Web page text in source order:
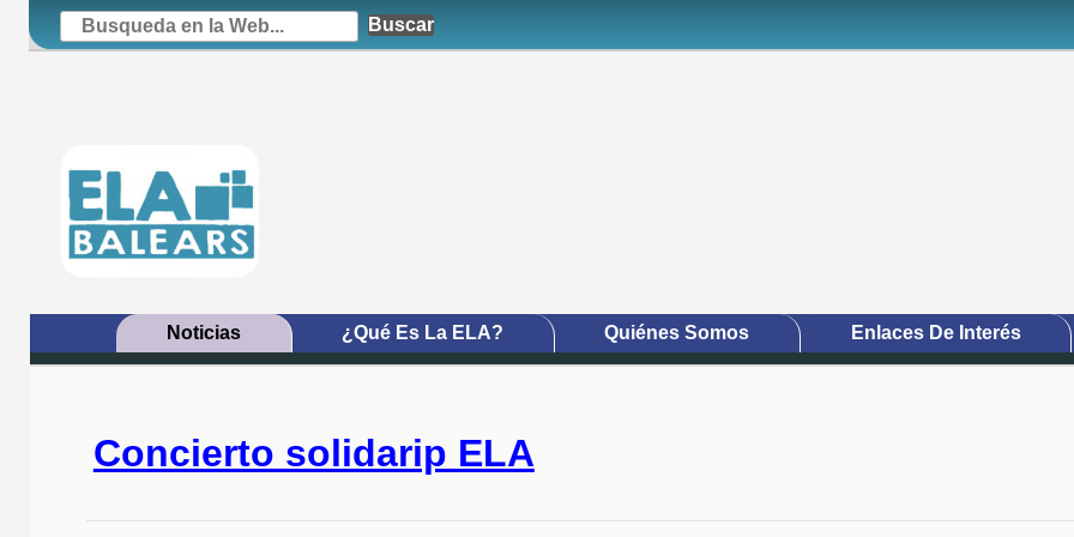
Ruta de acceso
Buscar... Buscar
Menú principal
Noticias ¿Qué Es La ELA? Quiénes Somos Enlaces De Interés
Concierto solidarip ELA